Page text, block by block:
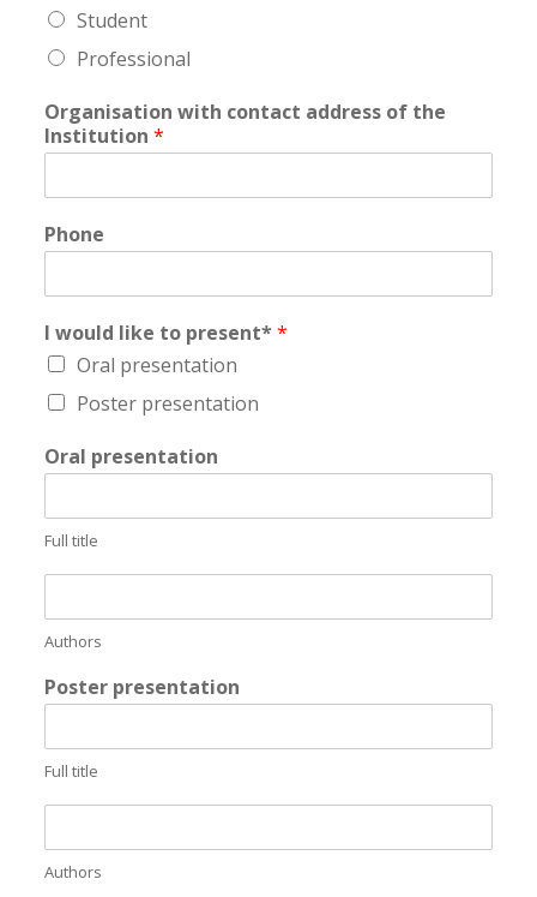
Student
Professional
Organisation with contact address of the
Institution *
Phone
I would like to present**
Oral presentation
Poster presentation
Oral presentation
Full title
t
o
r
Authors
Poster presentation
Full title
t
Authors